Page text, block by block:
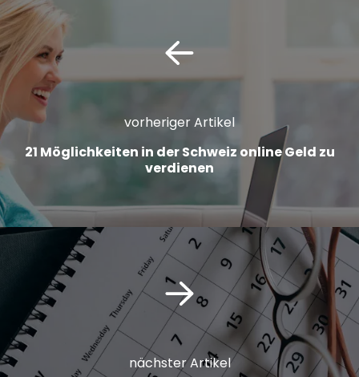
vorheriger Artikel
21 Möglichkeiten in der Schweiz online Geld zu
verdienen
nächster Artikel